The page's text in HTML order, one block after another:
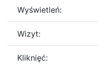
Wyświetleń:
Wizyt:
Kliknięć: